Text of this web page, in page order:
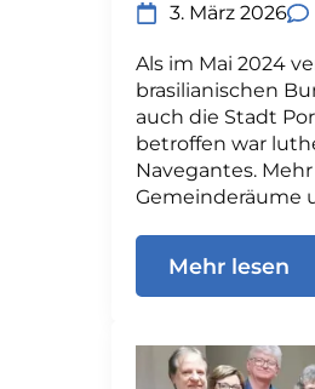
3. März 2026
Als im Mai 2024
brasilianischen
auch die Stadt
betroffen war
Navegantes.
Gemeinderäume
Mehr lesen